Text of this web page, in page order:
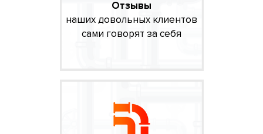
Отзывы
наших довольных клиентов
сами говорят за себя